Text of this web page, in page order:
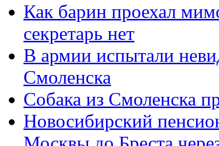
Как барин проехал
секретарь нет
В армии испытали
Смоленска
Собака из Смоленска
Новосибирский